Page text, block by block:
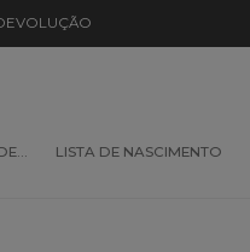
LISTA DE NASCIMENTO